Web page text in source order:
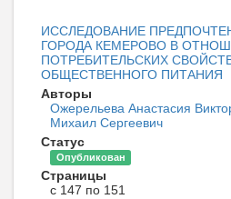
ИССЛЕДОВАНИЕ
ГОРОДА КЕМЕРОВО В
ПОТРЕБИТЕЛЬСКИХ
ОБЩЕСТВЕННОГО ПИТАНИЯ
Авторы
Ожерельева Анастасия
Михаил Сергеевич
Статус
Опубликован
Страницы
с 147 по 151